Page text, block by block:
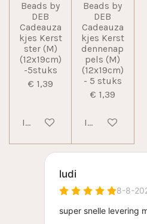
Beads by
DEB
Cadeauza
kjes Kerst
ster (M)
(12x19cm)
-5stuks
€ 1,39
In winkelwagen
Beads by
DEB
Cadeauza
kjes Kerst
dennenap
pels (M)
(12x19cm)
- 5 stuks
€ 1,39
In winkelwagen